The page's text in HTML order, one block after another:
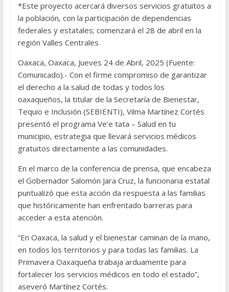
*Este proyecto acercará diversos servicios gratuitos a
la población, con la participación de dependencias
federales y estatales; comenzará el 28 de abril en la
región Valles Centrales
Oaxaca, Oaxaca, Jueves 24 de Abril, 2025 (Fuente:
Comunicado).- Con el firme compromiso de garantizar
el derecho a la salud de todas y todos los
oaxaqueños, la titular de la Secretaría de Bienestar,
Tequio e Inclusión (SEBIENTI), Vilma Martínez Cortés
presentó el programa Ve’e tata – Salud en tu
municipio, estrategia que llevará servicios médicos
gratuitos directamente a las comunidades.
En el marco de la conferencia de prensa, que encabeza
el Gobernador Salomón Jara Cruz, la funcionaria estatal
puntualizó que esta acción da respuesta a las familias
que históricamente han enfrentado barreras para
acceder a esta atención.
“En Oaxaca, la salud y el bienestar caminan de la mano,
en todos los territorios y para todas las familias. La
Primavera Oaxaqueña trabaja arduamente para
fortalecer los servicios médicos en todo el estado”,
aseveró Martínez Cortés.